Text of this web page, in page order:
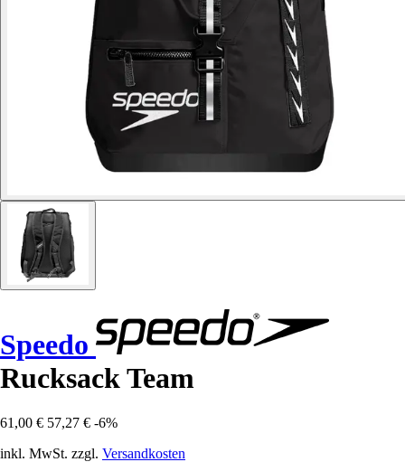
Speedo
Rucksack Team
61,00 € 57,27 € -6%
inkl. MwSt. zzgl. Versandkosten